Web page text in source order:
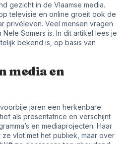
gezicht in de Vlaamse media.
televisie en online groeit ook de
privéleven. Veel mensen vragen
Somers is. In dit artikel lees je
bekend is, op basis van
media en
jaren een herkenbare
als presentatrice en verschijnt
en mediaprojecten. Haar
vlot met het publiek, maar over